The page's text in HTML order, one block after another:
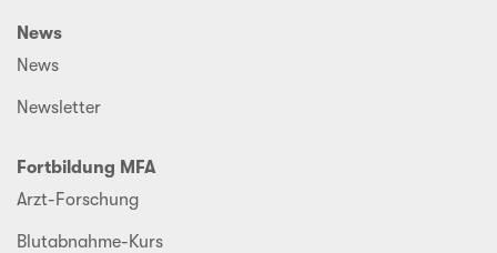
News
News
Newsletter
Fortbildung MFA
Arzt-Forschung
Blutabnahme-Kurs